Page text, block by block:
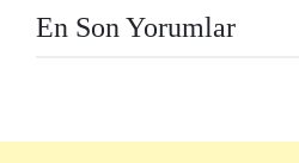
En Son Yorumlar